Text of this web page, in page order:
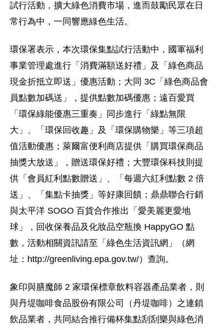
試行活動，擴大綠色消費市場，進而鼓勵民眾在日
常行為中，一同響應綠色生活。
環保署表示，本次環保集點試行活動中，國軍福利
事業管理處進行「消費滿額送好禮」及「綠色商品
現金折抵立即送」優惠活動；大同 3C「綠色商品會
員點數加碼送」，提供點數加碼優惠；遠百愛買
「環保綠能優惠三重奏」同步進行「綠點無限
大」、「環保回收趣」及「環保購物樂」等三項超
值活動優惠；萊爾富便利商店提供「購買環保商品
抽獎大放送」，贈送環保好禮；大豐環保科技則提
供「會員紅利點數贈送」、「每週六紅利點數 2 倍
送」、「集點卡抽獎」等好康回饋；鼎鼎聯合行銷
與太平洋 SOGO 百貨合作推出「愛美麗更愛地
球」，回收保養品及化妝品空瓶換 HappyGO 點
數，活動相關資訊請至「綠色生活資訊網」（網
址：http://greenliving.epa.gov.tw/）查詢。
象印與膳魔師 2 家環保標章飲料容器產品業者，則
與丹堤咖啡食品股份有限公司（丹堤咖啡）之連鎖
飲品業者，共同結合推行備杯集點刮刮樂與綠色消